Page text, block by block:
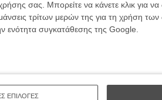
σας. Μπορείτε να κάνετε κλικ για
τρίτων μερών της για τη χρήση
ενότητα συγκατάθεσης της Google.
ΕΠΙΛΟΓΕΣ